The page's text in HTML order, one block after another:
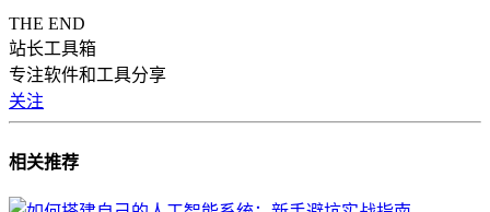
THE END
站长工具箱
专注软件和工具分享
关注
相关推荐